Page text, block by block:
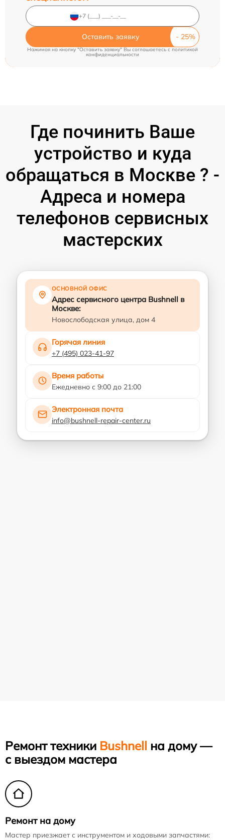
Оставить заявку
Нажимая на кнопку "Оставить заявку" Вы соглашаетесь cполитикой
конфиденциальности
Где починить Ваше
устройство и куда
обращаться в Москве ? -
Адреса и номера
телефонов сервисных
мастерских
ОСНОВНОЙ ОФИС
Адрес сервисного центра Bushnell в
Москве:
Новослободская улица, дом 4
Горячая линия
+7 (495) 023-41-97
Время работы
Ежедневно с 9:00 до 21:00
Электронная почта
info@bushnell-repair-center.ru
Ремонт техники Bushnell на дому —
с выездом мастера
Ремонт на дому
Мастер приезжает с инструментом и ходовыми запчастями: